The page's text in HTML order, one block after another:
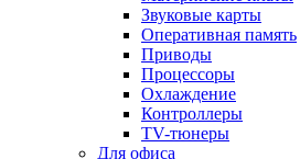
Звуковые карты
Оперативная память
Приводы
Процессоры
Охлаждение
Контроллеры
TV-тюнеры
Для офиса